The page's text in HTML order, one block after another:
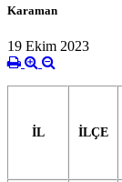
Karaman
19 Ekim 2023
İL İLÇE